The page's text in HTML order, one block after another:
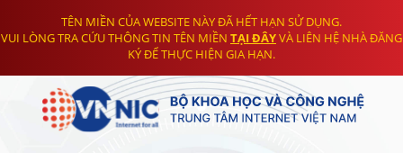
TÊN MIỀN CỦA WEBSITE NÀY ĐÃ HẾT HẠN SỬ DỤNG.
VUI LÒNG TRA CỨU THÔNG TIN TÊN MIỀN TẠI ĐÂYVÀ LIÊN HỆ NHÀ ĐĂNG
KÝ ĐỂ THỰC HIỆN GIA HẠN.